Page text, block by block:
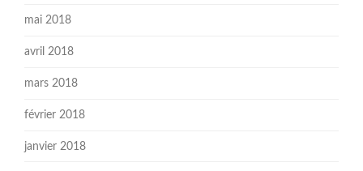
mai 2018
avril 2018
mars 2018
février 2018
janvier 2018